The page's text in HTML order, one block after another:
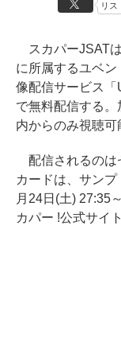
リス
スカパーJSAT
に所属するユベ
像配信サービス
で無料配信する
内からのみ視聴可
配信されるのは
カードは、サン
月24日(土) 27:35
カパー !公式サイ